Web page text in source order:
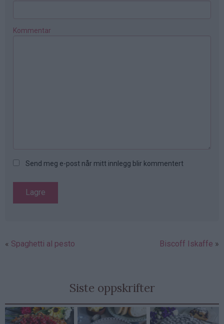
Kommentar
Send meg e-post når mitt innlegg blir kommentert
Spaghetti al pesto Biscoff Iskaffe
Siste oppskrifter